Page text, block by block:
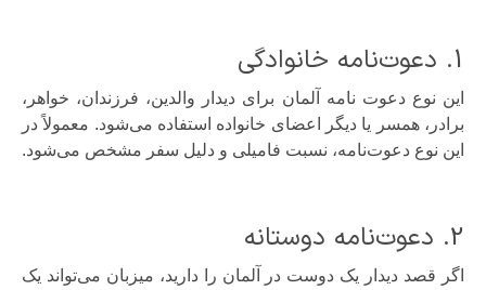
این نوع دعوت نامه آلمان برای دیدار والدین، فرزندان، خواهر،
برادر، همسر یا دیگر اعضای خانواده استفاده می‌شود. معمولاً در
این نوع دعوت‌نامه، نسبت فامیلی و دلیل سفر مشخص می‌شود.
اگر قصد دیدار یک دوست در آلمان را دارید، میزبان می‌تواند یک